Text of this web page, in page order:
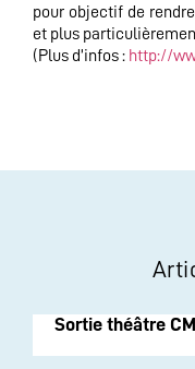
pour objectif de
et plus
(Plus d’infos : http://
Sortie théâtre